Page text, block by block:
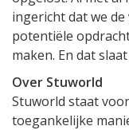
ingericht dat we
potentiële
maken. En dat
Over Stuworld
Stuworld staat
toegankelijke